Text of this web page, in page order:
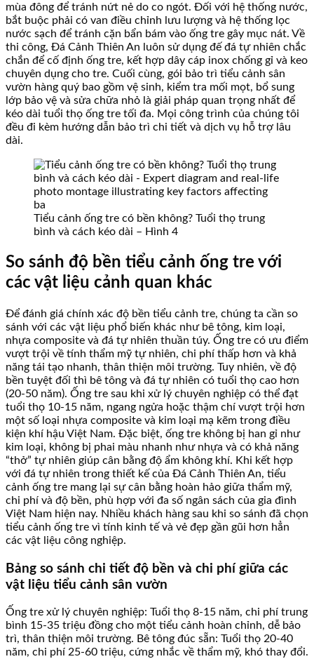
mùa đông để tránh nứt nẻ do co ngót. Đối với hệ thống nước,
bắt buộc phải có van điều chỉnh lưu lượng và hệ thống lọc
nước sạch để tránh cặn bẩn bám vào ống tre gây mục nát. Về
thi công, Đá Cảnh Thiên An luôn sử dụng đế đá tự nhiên chắc
chắn để cố định ống tre, kết hợp dây cáp inox chống gỉ và keo
chuyên dụng cho tre. Cuối cùng, gói bảo trì tiểu cảnh sân
vườn hàng quý bao gồm vệ sinh, kiểm tra mối mọt, bổ sung
lớp bảo vệ và sửa chữa nhỏ là giải pháp quan trọng nhất để
kéo dài tuổi thọ ống tre tối đa. Mọi công trình của chúng tôi
đều đi kèm hướng dẫn bảo trì chi tiết và dịch vụ hỗ trợ lâu
dài.
Tiểu cảnh ống tre có bền không? Tuổi thọ trung
bình và cách kéo dài – Hình 4
So sánh độ bền tiểu cảnh ống tre với
các vật liệu cảnh quan khác
Để đánh giá chính xác độ bền tiểu cảnh tre, chúng ta cần so
sánh với các vật liệu phổ biến khác như bê tông, kim loại,
nhựa composite và đá tự nhiên thuần túy. Ống tre có ưu điểm
vượt trội về tính thẩm mỹ tự nhiên, chi phí thấp hơn và khả
năng tái tạo nhanh, thân thiện môi trường. Tuy nhiên, về độ
bền tuyệt đối thì bê tông và đá tự nhiên có tuổi thọ cao hơn
(20-50 năm). Ống tre sau khi xử lý chuyên nghiệp có thể đạt
tuổi thọ 10-15 năm, ngang ngửa hoặc thậm chí vượt trội hơn
một số loại nhựa composite và kim loại mạ kẽm trong điều
kiện khí hậu Việt Nam. Đặc biệt, ống tre không bị han gỉ như
kim loại, không bị phai màu nhanh như nhựa và có khả năng
“thở” tự nhiên giúp cân bằng độ ẩm không khí. Khi kết hợp
với đá tự nhiên trong thiết kế của Đá Cảnh Thiên An, tiểu
cảnh ống tre mang lại sự cân bằng hoàn hảo giữa thẩm mỹ,
chi phí và độ bền, phù hợp với đa số ngân sách của gia đình
Việt Nam hiện nay. Nhiều khách hàng sau khi so sánh đã chọn
tiểu cảnh ống tre vì tính kinh tế và vẻ đẹp gần gũi hơn hẳn
các vật liệu công nghiệp.
Bảng so sánh chi tiết độ bền và chi phí giữa các
vật liệu tiểu cảnh sân vườn
Ống tre xử lý chuyên nghiệp: Tuổi thọ 8-15 năm, chi phí trung
bình 15-35 triệu đồng cho một tiểu cảnh hoàn chỉnh, dễ bảo
trì, thân thiện môi trường. Bê tông đúc sẵn: Tuổi thọ 20-40
năm, chi phí 25-60 triệu, cứng nhắc về thẩm mỹ, khó thay đổi.